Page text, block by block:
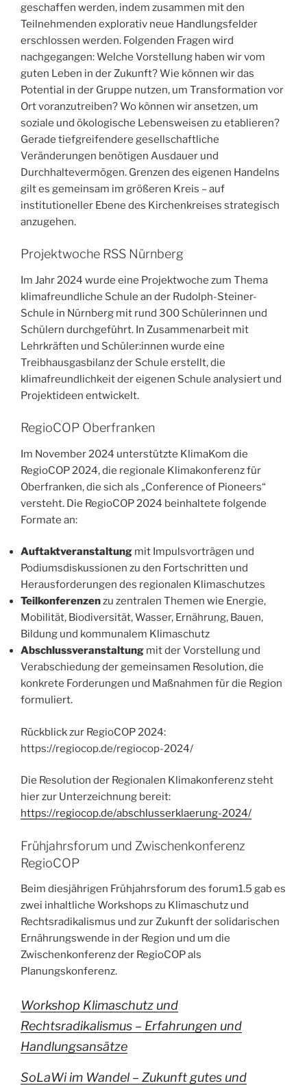
geschaffen werden, indem zusammen mit den
Teilnehmenden explorativ neue Handlungsfelder
erschlossen werden. Folgenden Fragen wird
nachgegangen: Welche Vorstellung haben wir vom
guten Leben in der Zukunft? Wie können wir das
Potential in der Gruppe nutzen, um Transformation vor
Ort voranzutreiben? Wo können wir ansetzen, um
soziale und ökologische Lebensweisen zu etablieren?
Gerade tiefgreifendere gesellschaftliche
Veränderungen benötigen Ausdauer und
Durchhaltevermögen. Grenzen des eigenen Handelns
gilt es gemeinsam im größeren Kreis – auf
institutioneller Ebene des Kirchenkreises strategisch
anzugehen.
Projektwoche RSS Nürnberg
Im Jahr 2024 wurde eine Projektwoche zum Thema
klimafreundliche Schule an der Rudolph-Steiner-
Schule in Nürnberg mit rund 300 Schülerinnen und
Schülern durchgeführt. In Zusammenarbeit mit
Lehrkräften und Schüler:innen wurde eine
Treibhausgasbilanz der Schule erstellt, die
klimafreundlichkeit der eigenen Schule analysiert und
Projektideen entwickelt.
RegioCOP Oberfranken
Im November 2024 unterstützte KlimaKom die
RegioCOP 2024, die regionale Klimakonferenz für
Oberfranken, die sich als „Conference of Pioneers“
versteht. Die RegioCOP 2024 beinhaltete folgende
Formate an:
Auftaktveranstaltung mit Impulsvorträgen und
Podiumsdiskussionen zu den Fortschritten und
Herausforderungen des regionalen Klimaschutzes
Teilkonferenzenzu zentralen Themen wie Energie,
Mobilität, Biodiversität, Wasser, Ernährung, Bauen,
Bildung und kommunalem Klimaschutz
Abschlussveranstaltung mit der Vorstellung und
Verabschiedung der gemeinsamen Resolution, die
konkrete Forderungen und Maßnahmen für die Region
formuliert.
Rückblick zur RegioCOP 2024:
https://regiocop.de/regiocop-2024/
Die Resolution der Regionalen Klimakonferenz steht
hier zur Unterzeichnung bereit:
https://regiocop.de/abschlusserklaerung-2024/
Frühjahrsforum und Zwischenkonferenz
RegioCOP
Beim diesjährigen Frühjahrsforum des forum1.5 gab es
zwei inhaltliche Workshops zu Klimaschutz und
Rechtsradikalismus und zur Zukunft der solidarischen
Ernährungswende in der Region und um die
Zwischenkonferenz der RegioCOP als
Planungskonferenz.
Workshop Klimaschutz und
Rechtsradikalismus – Erfahrungen und
Handlungsansätze
SoLaWi im Wandel – Zukunft gutes und